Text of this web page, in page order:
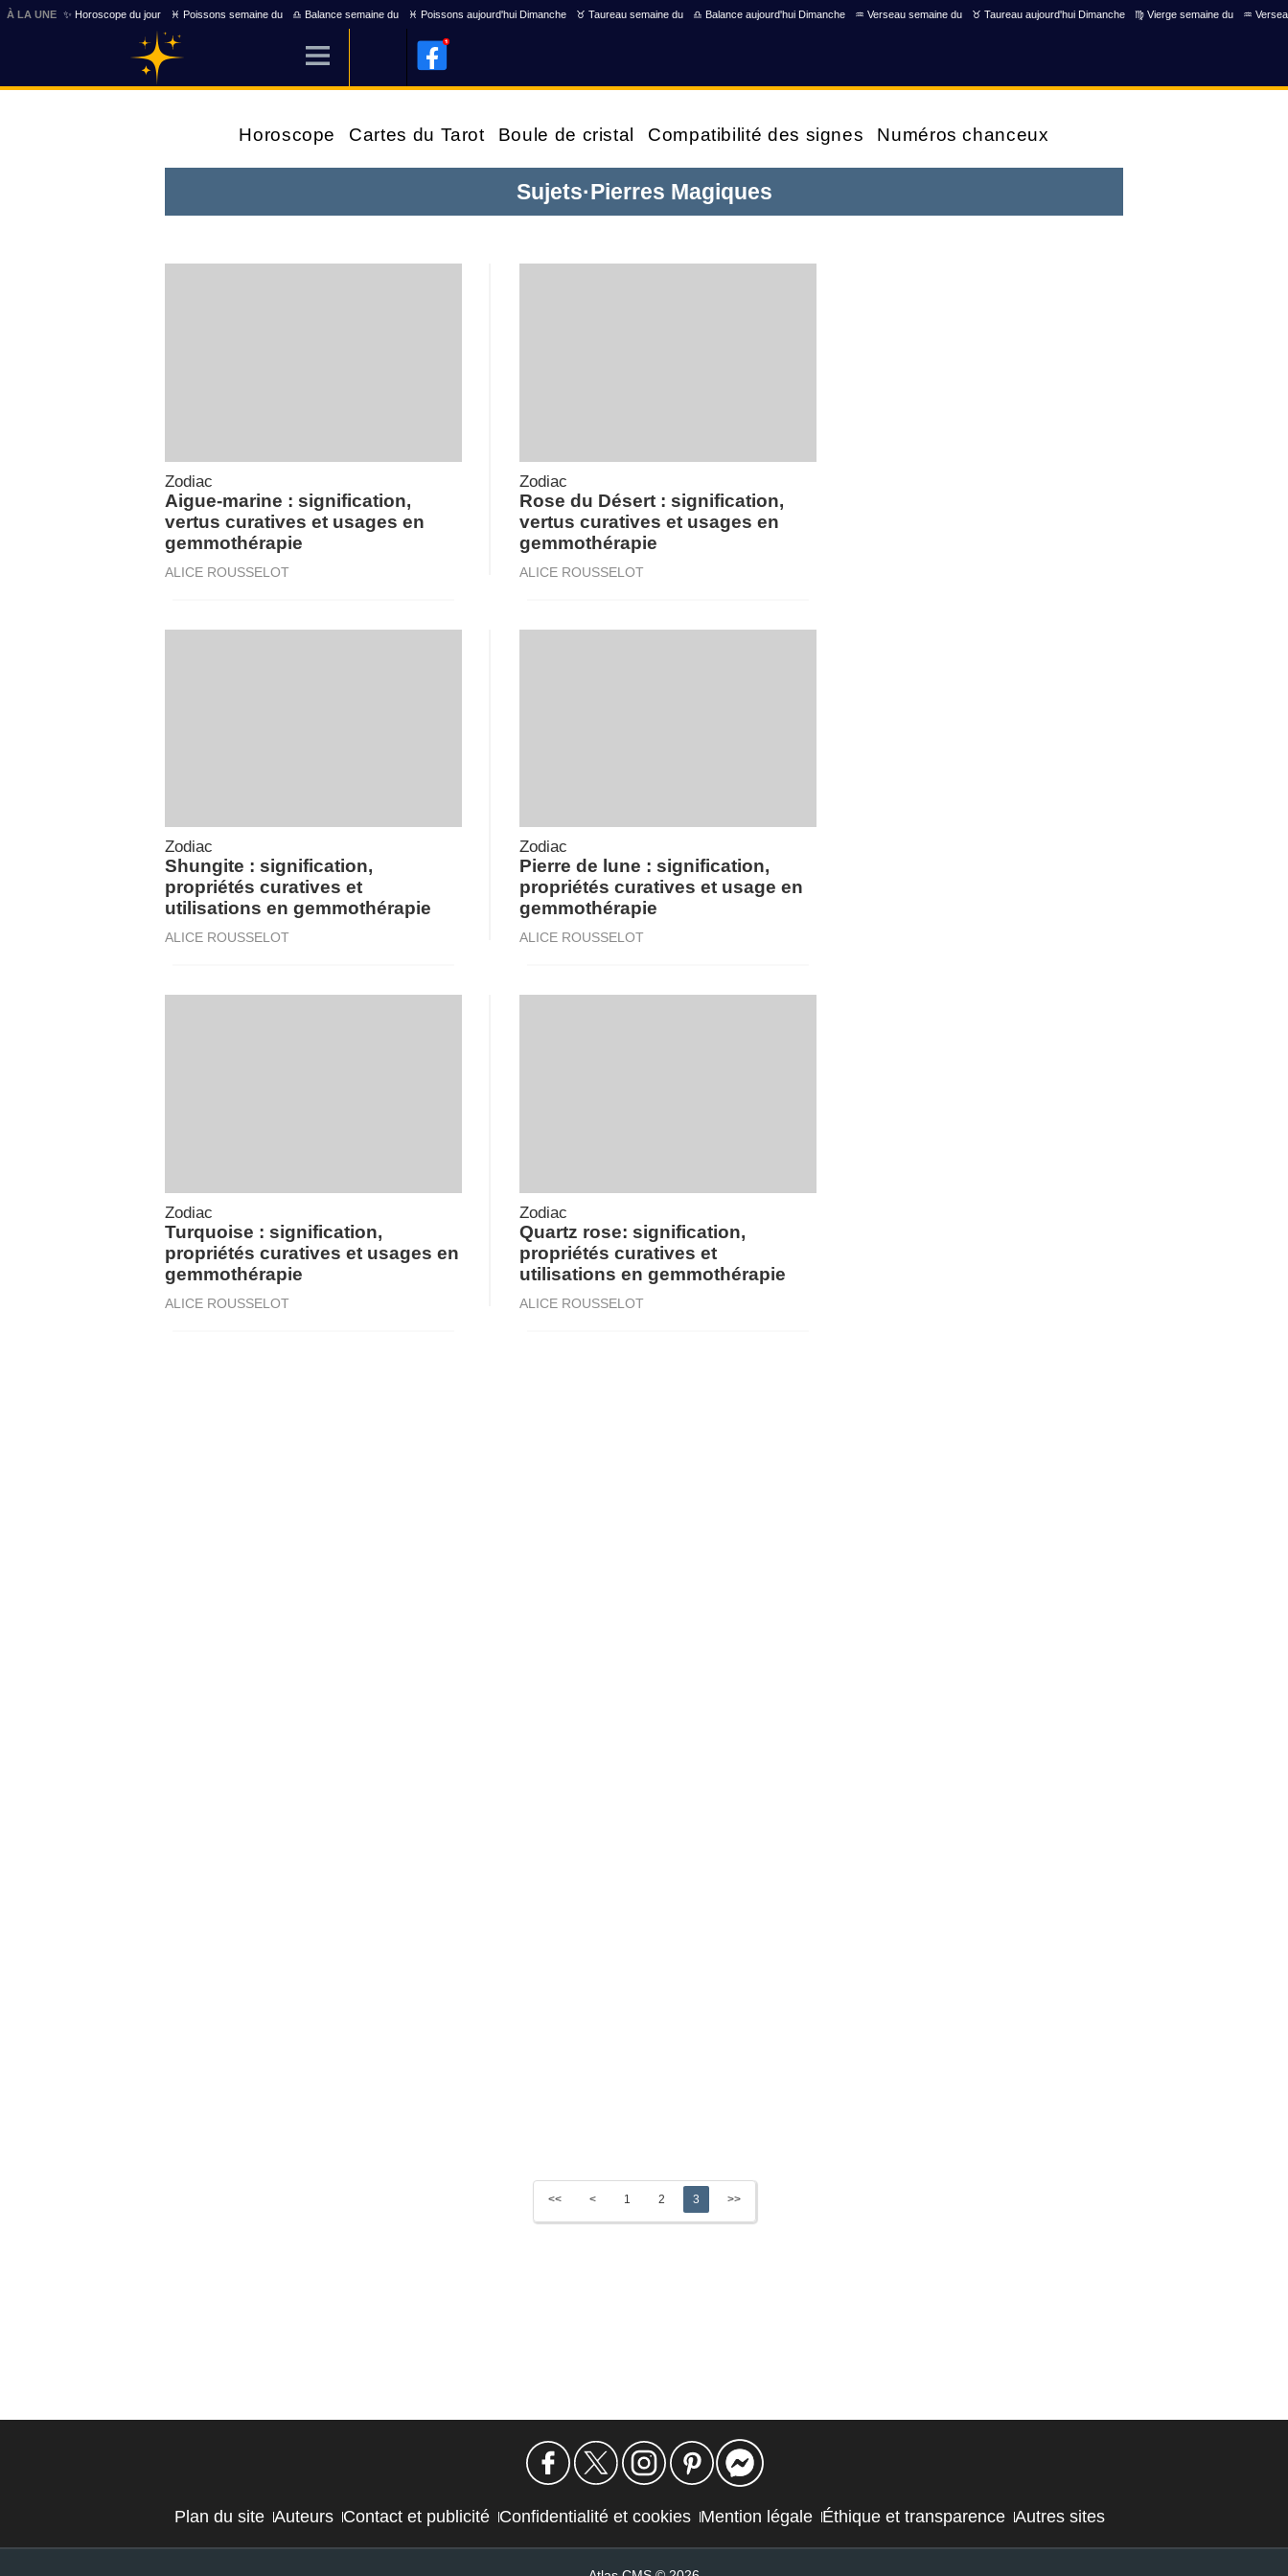
À LA UNE ✨ Horoscope du jour ♓ Poissons semaine du ♎ Balance semaine du ♓ Poissons aujourd'hui Dimanche ♉ Taureau semaine du ♎ Balance aujourd'hui Dimanche ♒ Verseau semaine du ♉ Taureau aujourd'hui Dimanche ♍ Vierge semaine du ♒
Horoscope Cartes du Tarot Boule de cristal Compatibilité des signes Numéros chanceux
Sujets·Pierres Magiques
Zodiac
Aigue-marine : signification,
vertus curatives et usages en
gemmothérapie
ALICE ROUSSELOT
Zodiac
Rose du Désert : signification,
vertus curatives et usages en
gemmothérapie
ALICE ROUSSELOT
Zodiac
Shungite : signification,
propriétés curatives et
utilisations en gemmothérapie
ALICE ROUSSELOT
Zodiac
Pierre de lune : signification,
propriétés curatives et usage en
gemmothérapie
ALICE ROUSSELOT
Zodiac
Turquoise : signification,
propriétés curatives et usages en
gemmothérapie
ALICE ROUSSELOT
Zodiac
Quartz rose: signification,
propriétés curatives et
utilisations en gemmothérapie
ALICE ROUSSELOT
<< < 1 2 3 >>
Plan du site Auteurs Contact et publicité Confidentialité et cookies Mention légale Éthique et transparence Autres sites